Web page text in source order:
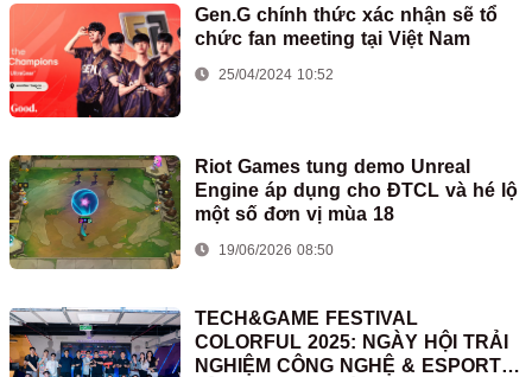
Gen.G chính thức xác nhận sẽ tổ
chức fan meeting tại Việt Nam
25/04/2024 10:52
Riot Games tung demo Unreal
Engine áp dụng cho ĐTCL và hé lộ
một số đơn vị mùa 18
19/06/2026 08:50
TECH&GAME FESTIVAL
COLORFUL 2025: NGÀY HỘI TRẢI
NGHIỆM CÔNG NGHỆ & ESPORTS